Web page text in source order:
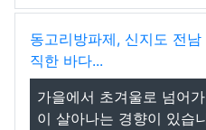
동고리방파제, 신지도 전남
직한 바다...
가을에서 초겨울로 넘어
이 살아나는 경향이 있습